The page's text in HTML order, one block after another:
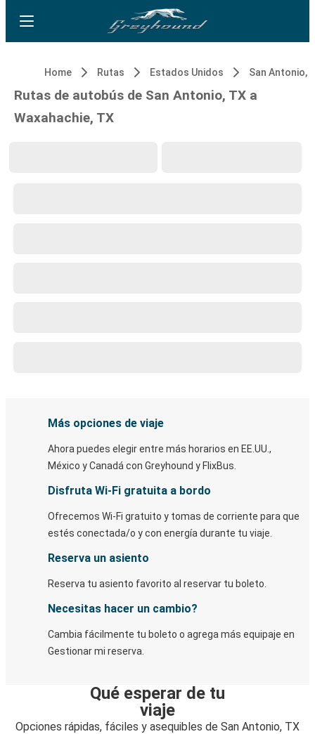
Home Rutas Estados Unidos San Antonio,
Rutas de autobús de San Antonio, TX a
Waxahachie, TX
Más opciones de viaje
Ahora puedes elegir entre más horarios en EE.UU.,
México y Canadá con Greyhound y FlixBus.
Disfruta Wi-Fi gratuita a bordo
Ofrecemos Wi-Fi gratuito y tomas de corriente para que
estés conectada/o y con energía durante tu viaje.
Reserva un asiento
Reserva tu asiento favorito al reservar tu boleto.
Necesitas hacer un cambio?
Cambia fácilmente tu boleto o agrega más equipaje en
Gestionar mi reserva.
Qué esperar de tu
viaje
Opciones rápidas, fáciles y asequibles de San Antonio, TX